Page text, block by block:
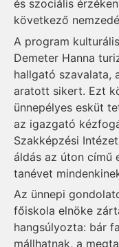
és szociális
következő
A program
Demeter Hanna
hallgató szavalata,
aratott sikert. Ezt
ünnepélyes esküt
az igazgató
Szakképzési
áldás az úton című
tanévet
Az ünnepi
főiskola elnöke
hangsúlyozta: bár
mállhatnak, a